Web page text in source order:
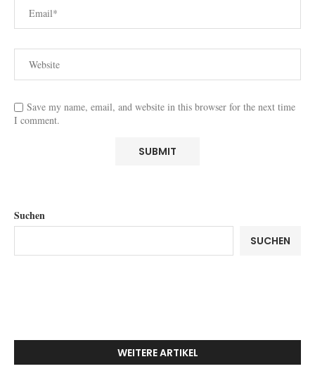
Save my name, email, and website in this browser for the next time
I comment.
Suchen
SUCHEN
WEITERE ARTIKEL